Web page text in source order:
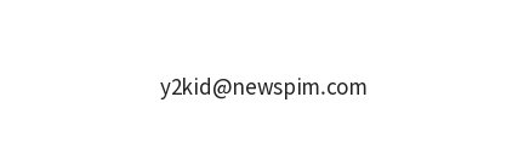
y2kid@newspim.com